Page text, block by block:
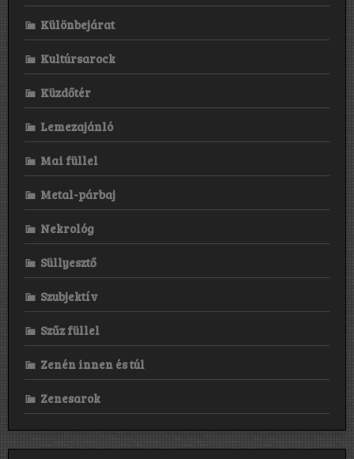
Különbejárat
Kultúrsarock
Küzdőtér
Lemezajánló
Mai füllel
Metal-párbaj
Nekrológ
Süllyesztő
Szubjektív
Szűz füllel
Zenén innen és túl
Zenesarok